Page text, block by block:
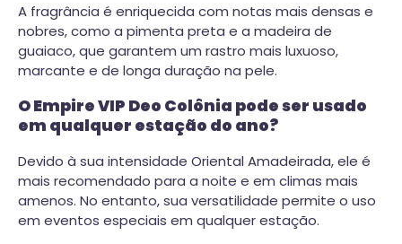
A fragrância é enriquecida com notas mais densas e
nobres, como a pimenta preta e a madeira de
guaiaco, que garantem um rastro mais luxuoso,
marcante e de longa duração na pele.
O Empire VIP Deo Colônia pode ser usado
em qualquer estação do ano?
Devido à sua intensidade Oriental Amadeirada, ele é
mais recomendado para a noite e em climas mais
amenos. No entanto, sua versatilidade permite o uso
em eventos especiais em qualquer estação.